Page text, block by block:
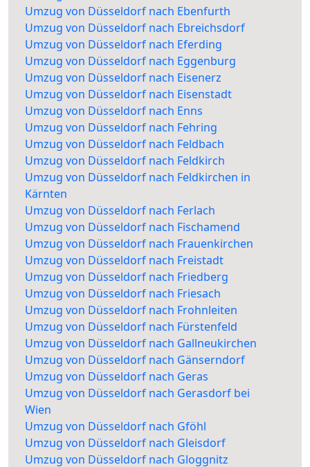
Umzug von Düsseldorf nach Ebenfurth
Umzug von Düsseldorf nach Ebreichsdorf
Umzug von Düsseldorf nach Eferding
Umzug von Düsseldorf nach Eggenburg
Umzug von Düsseldorf nach Eisenerz
Umzug von Düsseldorf nach Eisenstadt
Umzug von Düsseldorf nach Enns
Umzug von Düsseldorf nach Fehring
Umzug von Düsseldorf nach Feldbach
Umzug von Düsseldorf nach Feldkirch
Umzug von Düsseldorf nach Feldkirchen in
Kärnten
Umzug von Düsseldorf nach Ferlach
Umzug von Düsseldorf nach Fischamend
Umzug von Düsseldorf nach Frauenkirchen
Umzug von Düsseldorf nach Freistadt
Umzug von Düsseldorf nach Friedberg
Umzug von Düsseldorf nach Friesach
Umzug von Düsseldorf nach Frohnleiten
Umzug von Düsseldorf nach Fürstenfeld
Umzug von Düsseldorf nach Gallneukirchen
Umzug von Düsseldorf nach Gänserndorf
Umzug von Düsseldorf nach Geras
Umzug von Düsseldorf nach Gerasdorf bei
Wien
Umzug von Düsseldorf nach Gföhl
Umzug von Düsseldorf nach Gleisdorf
Umzug von Düsseldorf nach Gloggnitz